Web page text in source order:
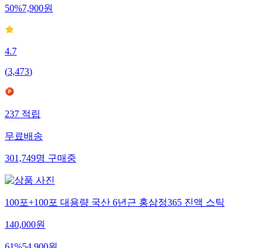
50%7,900원
4.7
(3,473)
237적립
무료배송
301,749명구매중
100포+100포 대용량 국산 6년근 홍삼정365 진액 스틱
140,000원